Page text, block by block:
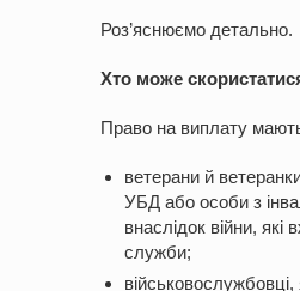
Роз’яснюємо детально.
Хто може
Право на виплату
ветерани й
УБД або особи з
внаслідок війни, які
служби;
військовослужбовці,